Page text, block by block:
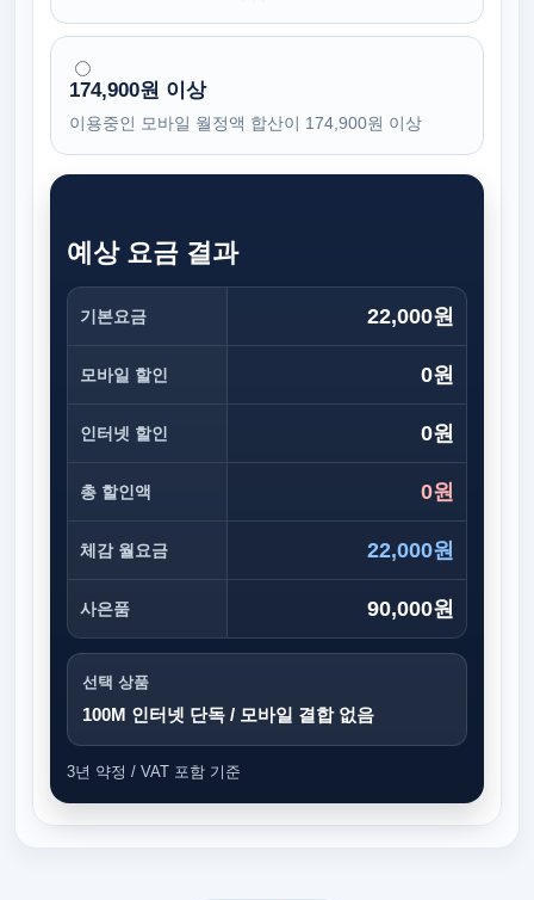
174,900원 이상
이용중인 모바일 월정액 합산이 174,900원 이상
예상 요금 결과
기본요금 22,000원
모바일 할인 0원
인터넷 할인 0원
총 할인액 0원
체감 월요금 22,000원
사은품 90,000원
선택 상품
100M 인터넷 단독 / 모바일 결합 없음
3년 약정 / VAT 포함 기준